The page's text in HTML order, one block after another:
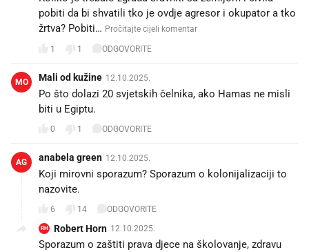
pobiti da bi shvatili tko je ovdje agresor i okupator a tko
žrtva? Pobiti… Pročitajte cijeli komentar
1 1 ODGOVORITE
MO Mali od kužine 12.10.2025.
Po što dolazi 20 svjetskih čelnika, ako Hamas ne misli
biti u Egiptu.
0 1 ODGOVORITE
AG anabela green 12.10.2025.
Koji mirovni sporazum? Sporazum o kolonijalizaciji to
nazovite.
6 14 ODGOVORITE
RH Robert Horn 12.10.2025.
Sporazum o zaštiti prava djece na školovanje, zdravu